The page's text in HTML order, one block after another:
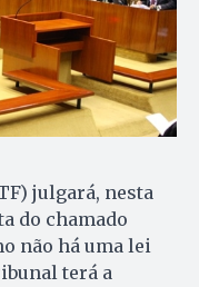
julgará, nesta
do chamado
não há uma lei
terá a